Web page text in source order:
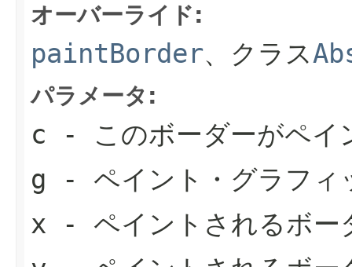
オーバーライド:
paintBorder、クラス
パラメータ:
c - このボーダーがペイ
g - ペイント・グラフィ
x - ペイントされるボー